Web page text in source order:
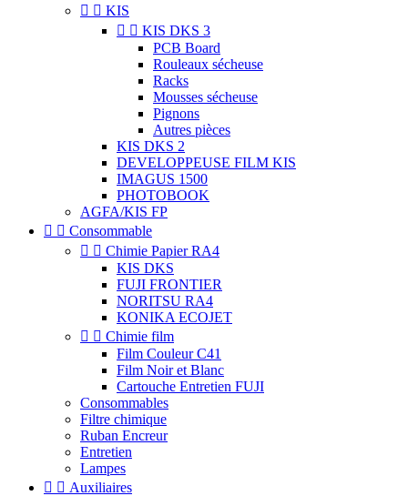
  KIS
  KIS DKS 3
PCB Board
Rouleaux sécheuse
Racks
Mousses sécheuse
Pignons
Autres pièces
KIS DKS 2
DEVELOPPEUSE FILM KIS
IMAGUS 1500
PHOTOBOOK
AGFA/KIS FP
  Consommable
  Chimie Papier RA4
KIS DKS
FUJI FRONTIER
NORITSU RA4
KONIKA ECOJET
  Chimie film
Film Couleur C41
Film Noir et Blanc
Cartouche Entretien FUJI
Consommables
Filtre chimique
Ruban Encreur
Entretien
Lampes
  Auxiliaires